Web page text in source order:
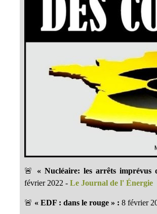
🚨 « Nucléaire: les arrêts imprévus
février 2022 -Le Journal de l' Énergie
🚨 « EDF : dans le rouge » : 8 février